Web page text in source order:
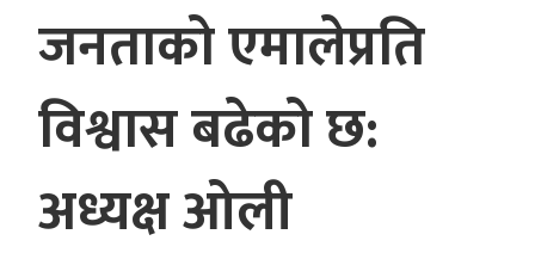
जनताको एमालेप्रति
विश्वास बढेको छ:
अध्यक्ष ओली